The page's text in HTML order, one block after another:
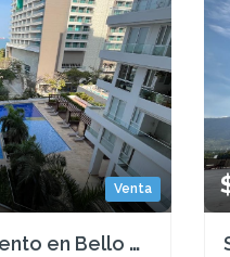
Venta
Se vende apartamento en Bello Horizonte - Santa Marta